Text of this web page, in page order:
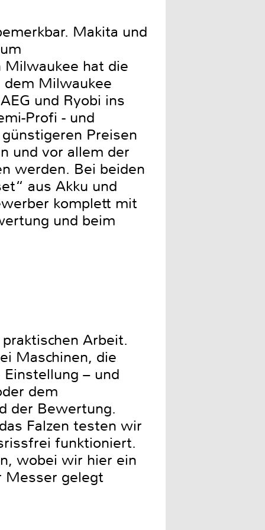
Makita und
Milwaukee hat die
dem Milwaukee
und Ryobi ins
Profi - und
Preisen
und vor allem der
werden. Bei beiden
aus Akku und
komplett mit
und beim
Arbeit.
Maschinen, die
– und
dem
der Bewertung.
Falzen testen wir
funktioniert.
wobei wir hier ein
Messer gelegt